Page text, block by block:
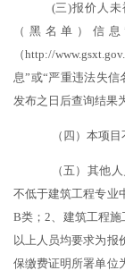
(三)报价人未
（黑名单）信
（http://
息”或“严重违法失
发布之日后查询结果
（四）本项
（五）其他
不低于建筑工程专业
B类；2、建筑工程施
以上人员均要求为报
保缴费证明所署单位